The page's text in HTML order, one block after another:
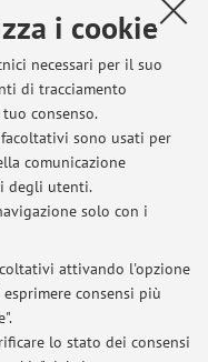
i cookie
necessari per il suo
di tracciamento
consenso.
sono usati per
comunicazione
degli utenti.
solo con i
attivando l'opzione
consensi più
lo stato dei consensi
2026 al 21